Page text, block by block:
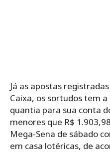
Já as apostas
Caixa, os sortudos tem
quantia para sua conta
menores que R$
Mega-Sena de sábado
em casa lotéricas, de